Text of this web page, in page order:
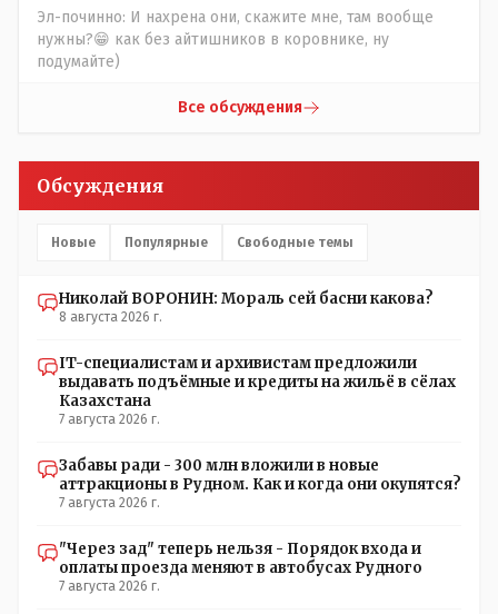
массового переезда лохматых и обкуренных молодых
ребят из города в село, да и те МТФ я по опыту
подозреваю, скоро перейдут на обслуживание с
помошью кувалды, китайского скотча, алюминевой
проволоки и русского мата. Вот где работать в селе
именно АРХИВАРИУСАМ - понятие не имею- допустим
помещаются в одну дешёвую китайскую флешку
купленную на оптушке на Складской за 1 000 тенге.
Впрочем, не надо гадать: - это замутили УМНЫЕ люди
наверху , близко расположенные к гос.бюджету-
наверняка они знают что делают.
Эл-починно: И нахрена они, скажите мне, там вообще
нужны?😁 как без айтишников в коровнике, ну
подумайте)
Все обсуждения
Обсуждения
Новые Популярные Свободные темы
Николай ВОРОНИН: Мораль сей басни какова?
8 августа 2026 г.
IT-специалистам и архивистам предложили
выдавать подъёмные и кредиты на жильё в сёлах
Казахстана
7 августа 2026 г.
Забавы ради - 300 млн вложили в новые
аттракционы в Рудном. Как и когда они окупятся?
7 августа 2026 г.
"Через зад" теперь нельзя - Порядок входа и
оплаты проезда меняют в автобусах Рудного
7 августа 2026 г.